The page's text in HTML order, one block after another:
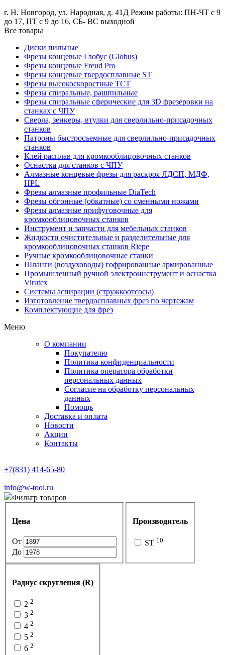
г. Н. Новгород, ул. Народная, д. 41Д Режим работы: ПН-ЧТ с 9
до 17, ПТ с 9 до 16, СБ- ВС выходной
Все товары
Диски пильные
Фрезы концевые Глобус (Globus)
Фрезы концевые Freud Pro
Фрезы концевые твердосплавные ST
Фрезы высокоскоростные ТСТ
Фрезы спиральные, рашпильные
Фрезы спиральные сферические для 3D фрезеровки на
станках с ЧПУ
Сверла, зенкеры, втулки для сверлильно-присадочных
станков
Патроны быстросъемные для сверлильно-присадочных
станков
Клей расплав для кромкооблицовочных станков
Оснастка для станков с ЧПУ
Алмазные концевые фрезы для раскроя ЛДСП, МДФ,
HPL
Фрезы алмазные профильные DiaTech
Фрезы обгонные (обкатные) со сменными ножами
Фрезы алмазные прифуговочные для
кромкооблицовочных станков
Инструмент и запчасти для мебельных станков
Жидкости очистительные и разделительные для
кромкооблицовочных станков Riepe
Ручные кромкооблицовочные станки
Шланги (воздуховоды) гофрированные армированные
Промышленный ручной электроинструмент и оснастка
Virutex
Системы аспирации (стружкоотсосы)
Изготовление твердосплавных фрез по чертежам
Комплектующие для фрез
Меню
О компании
Покупателю
Политика конфиденциальности
Политика оператора обработки
персональных данных
Согласие на обработку персональных
данных
Помощь
Доставка и оплата
Новости
Акции
Контакты
+7(831) 414-65-80
info@w-tool.ru
Фильтр товаров
Цена
От
До
Производитель
ST 10
Радиус скругления (R)
2 2
3 2
4 2
5 2
6 2